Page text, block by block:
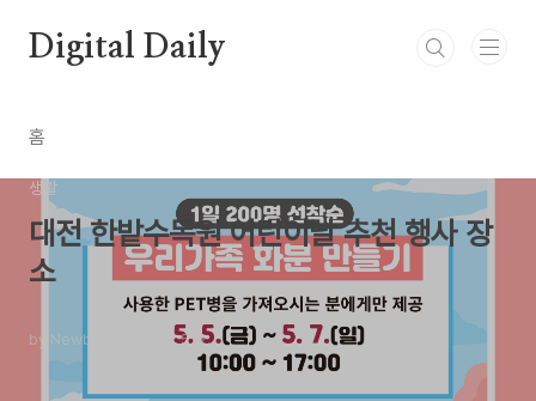
Digital Daily
홈
생활
대전 한밭수목원 어린이날 추천 행사 장
소
by Newbie0 2023. 5. 2.